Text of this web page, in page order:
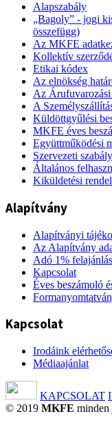
Alapszabály
„Bagoly” - jogi
összefügg)
Az MKFE
Kollektív
Etikai kódex
Az elnökség
Az Árufuvarozási
A
Küldöttgyűlési
MKFE éves
Együttműködési
Szervezeti
Általános
Kiküldetési
Alapítvány
Alapítványi
Az Alapítvány
Adó 1%
Kapcsolat
Éves beszámoló
Kapcsolat
Irodáink
Médiaajánlat
KAPCSOLAT
© 2019 MKFE minden